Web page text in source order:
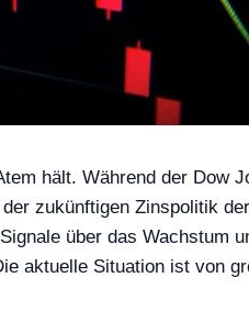
hält. Während der Dow
zukünftigen Zinspolitik
über das Wachstum
aktuelle Situation ist von